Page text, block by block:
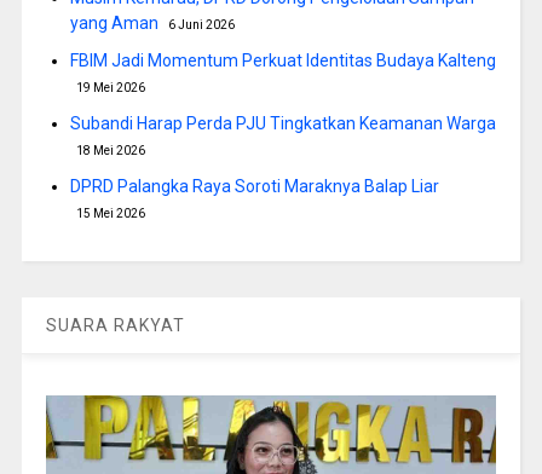
yang Aman
6 Juni 2026
FBIM Jadi Momentum Perkuat Identitas Budaya Kalteng
19 Mei 2026
Subandi Harap Perda PJU Tingkatkan Keamanan Warga
18 Mei 2026
DPRD Palangka Raya Soroti Maraknya Balap Liar
15 Mei 2026
SUARA RAKYAT